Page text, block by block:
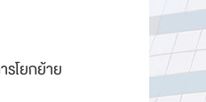
รโยกย้าย